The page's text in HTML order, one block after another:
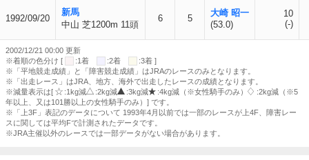
1992/09/20
新馬
中山 芝1200m 11頭
6 5
大崎 昭一
(53.0)
10
(-)
2002/12/21 00:00 更新
※着順の色分け [
:1着 :2着
:3着 ]
※「平地競走成績」と「障害競走成績」はJRAのレースのみとなります。
※「出走レース」はJRA、地方、海外で出走したレースの成績となります。
※減量表示は[
:1kg減 :2kg減 :3kg減 :4kg減（※女性騎手のみ）
:2kg減（※5
年以上、又は101勝以上の女性騎手のみ）] です。
※「上3F」表記のデータについて 1993年4月以前では一部のレースが上4F、障害レー
スに関しては平均Fで計測されたデータです。
※JRA主催以外のレースでは一部データがない場合があります。